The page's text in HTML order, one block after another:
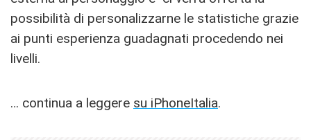
possibilità di personalizzarne le statistiche grazie
ai punti esperienza guadagnati procedendo nei
livelli.
… continua a leggere su iPhoneItalia.